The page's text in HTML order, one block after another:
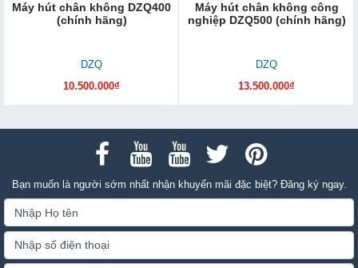
Máy hút chân không DZQ400
(chính hãng)
DZQ
10.500.000₫
Máy hút chân không công
nghiệp DZQ500 (chính hãng)
DZQ
13.500.000₫
Bạn muốn là người sớm nhất nhận khuyến mãi đặc biệt? Đăng ký ngay.